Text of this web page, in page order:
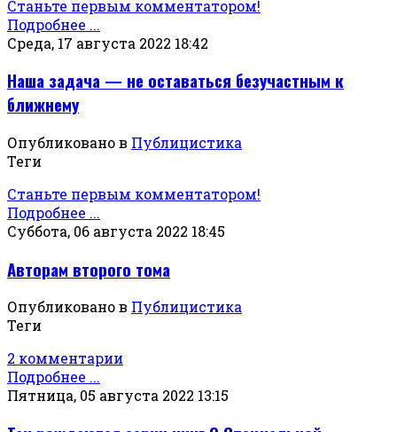
Станьте первым комментатором!
Подробнее ...
Среда, 17 августа 2022 18:42
Наша задача — не оставаться безучастным к
ближнему
Опубликовано в Публицистика
Теги
Станьте первым комментатором!
Подробнее ...
Суббота, 06 августа 2022 18:45
Авторам второго тома
Опубликовано в Публицистика
Теги
2 комментарии
Подробнее ...
Пятница, 05 августа 2022 13:15